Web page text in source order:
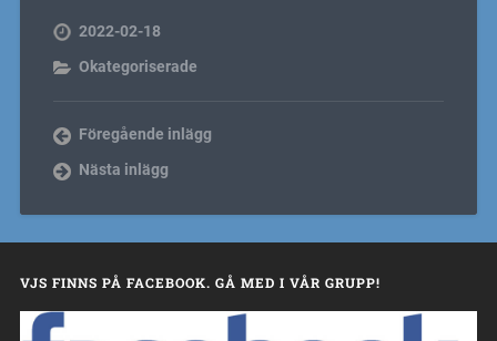
2022-02-18
Okategoriserade
Föregående inlägg
Nästa inlägg
VJS FINNS PÅ FACEBOOK. GÅ MED I VÅR GRUPP!